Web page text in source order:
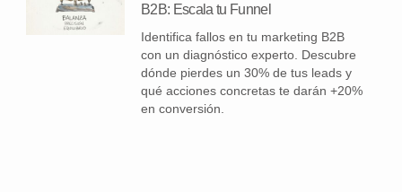
B2B: Escala tu Funnel
Identifica fallos en tu marketing B2B
con un diagnóstico experto. Descubre
dónde pierdes un 30% de tus leads y
qué acciones concretas te darán +20%
en conversión.